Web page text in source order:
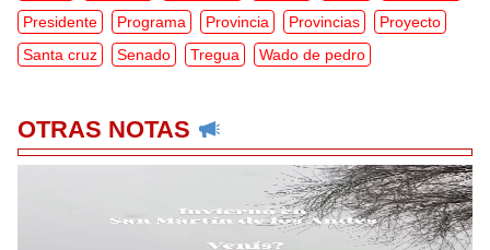
Presidente
Programa Provincia Provincias
Proyecto
Santa cruz
Senado Tregua Wado de pedro
OTRAS NOTAS